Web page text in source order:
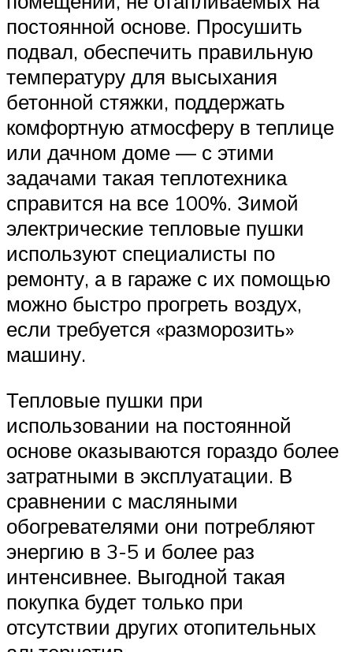
постоянной основе. Просушить
подвал, обеспечить правильную
температуру для высыхания
бетонной стяжки, поддержать
комфортную атмосферу в теплице
или дачном доме — с этими
задачами такая теплотехника
справится на все 100%. Зимой
электрические тепловые пушки
используют специалисты по
ремонту, а в гараже с их помощью
можно быстро прогреть воздух,
если требуется «разморозить»
машину.
Тепловые пушки при
использовании на постоянной
основе оказываются гораздо более
затратными в эксплуатации. В
сравнении с масляными
обогревателями они потребляют
энергию в 3-5 и более раз
интенсивнее. Выгодной такая
покупка будет только при
отсутствии других отопительных